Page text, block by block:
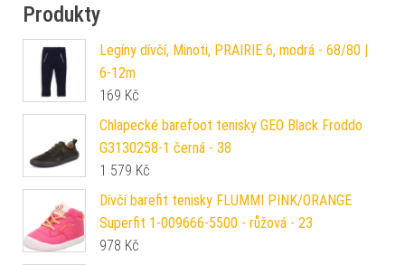
Produkty
Legíny dívčí, Minoti, PRAIRIE 6, modrá - 68/80 |
6-12m
169 Kč
Chlapecké barefoot tenisky GEO Black Froddo
G3130258-1 černá - 38
1 579 Kč
Dívčí barefit tenisky FLUMMI PINK/ORANGE
Superfit 1-009666-5500 - růžová - 23
978 Kč